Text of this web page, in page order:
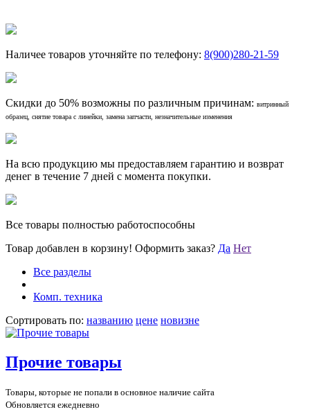
Наличее товаров уточняйте по телефону: 8(900)280-21-59
Скидки до 50% возможны по различным причинам: витринный
образец, снятие товара с линейки, замена запчасти, незначительные изменения
На всю продукцию мы предоставляем гарантию и возврат
денег в течение 7 дней с момента покупки.
Все товары полностью работоспособны
Товар добавлен в корзину! Оформить заказ? Да Нет
Все разделы
Комп. техника
Сортировать по: названию цене новизне
Прочие товары
Товары, которые не попали в основное наличие сайта
Обновляется ежедневно